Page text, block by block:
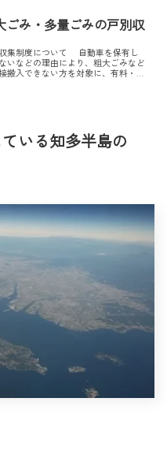
ごみ・多量ごみの戸別収
集制度について 自動車を保有し
いなどの理由により、粗大ごみなど
搬入できない方を対象に、有料・予
いる知多半島の